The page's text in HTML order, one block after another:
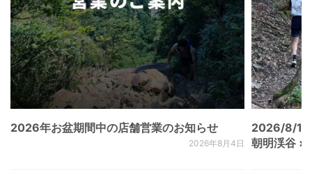
2026年お盆期間中の店舗営業のお知らせ
2026年8月4日
2026/8/
朝明渓谷 ×